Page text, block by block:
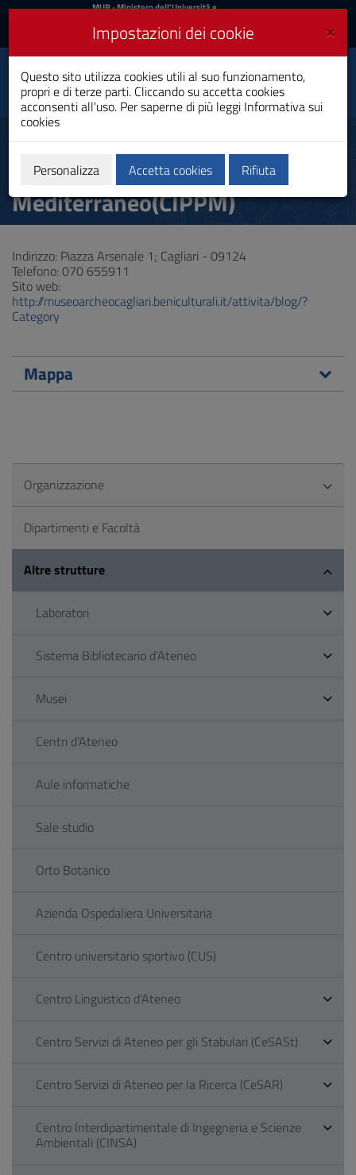
Vai
al
navigazione
del
sito
al
Footer
MIUR
Accedi
MUR- Ministero dell'Università e
Accedi UniCA News
Toggle
navigation
Università degli
Studi di Cagliari
Centro Interdipartimentale per
la preistoria e protostoria del
Mediterraneo(CIPPM)
Indirizzo: Piazza Arsenale 1; Cagliari - 09124
Telefono: 070 655911
Sito web:
http://museoarcheocagliari.beniculturali.it/attivita/blog/?
Category
Mappa
Organizzazione
Dipartimenti e Facoltà
Altre strutture
Laboratori
Sistema Bibliotecario d'Ateneo
Musei
Centri d'Ateneo
Aule informatiche
Sale studio
Orto Botanico
Azienda Ospedaliera Universitaria
Centro universitario sportivo (CUS)
Centro Linguistico d'Ateneo
Centro Servizi di Ateneo per gli Stabulari (CeSASt)
Centro Servizi di Ateneo per la Ricerca (CeSAR)
Centro Interdipartimentale di Ingegneria e Scienze
Ambientali (CINSA)
×
Impostazioni dei cookie
Questo sito utilizza cookies utili al suo funzionamento,
propri e di terze parti. Cliccando su accetta cookies
acconsenti all'uso. Per saperne di più leggi Informativa sui
cookies
Personalizza Accetta cookies Rifiuta